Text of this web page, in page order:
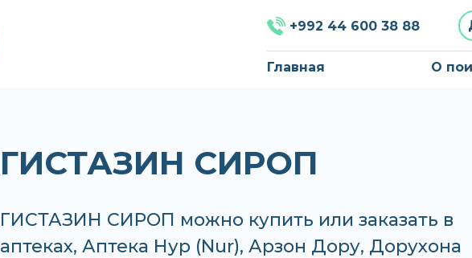
+992 44 600 38 88
Главная О
ГИСТАЗИН СИРОП
ГИСТАЗИН СИРОП можно купить или заказать в
аптеках, Аптека Нур (Nur), Арзон Дору, Дорухона